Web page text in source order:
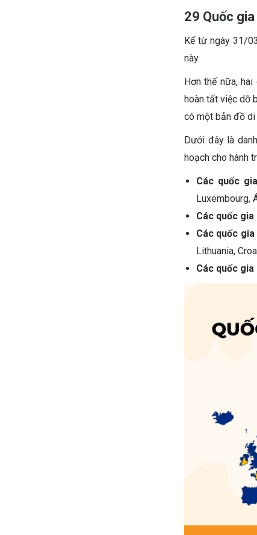
29 Quốc
Kể từ ngày 31/
này.
Hơn thế nữa,
hoàn tất việc dỡ
có một bản đồ di
Dưới đây là
hoạch cho hành
Các quốc
Luxembourg,
Các quốc gia
Các quốc
Lithuania,
Các quốc